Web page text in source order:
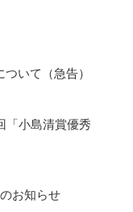
いて（急告）
「小島清賞優秀
お知らせ